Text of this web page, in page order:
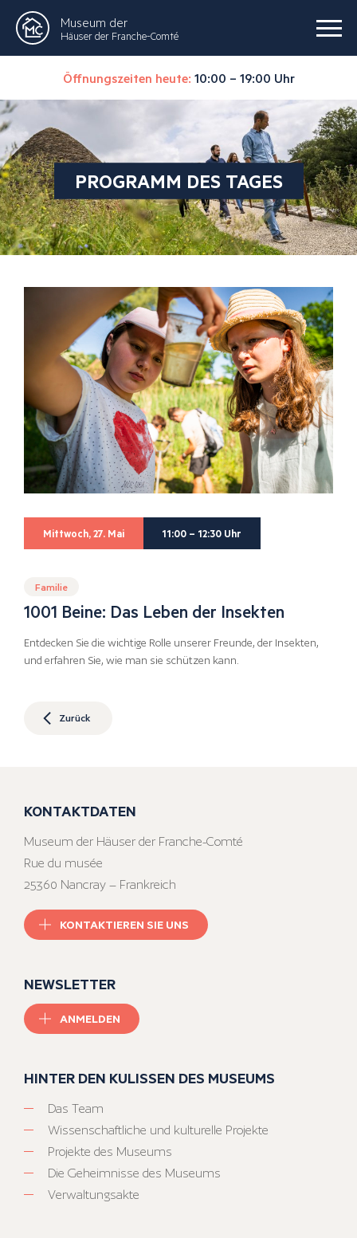
Museum der
Häuser der Franche-Comté
Öffnungszeiten heute: 10:00 – 19:00 Uhr
PROGRAMM DES TAGES
Mittwoch, 27. Mai 11:00 – 12:30 Uhr
Familie
1001 Beine: Das Leben der Insekten
Entdecken Sie die wichtige Rolle unserer Freunde, der Insekten,
und erfahren Sie, wie man sie schützen kann.
Zurück
KONTAKTDATEN
Museum der Häuser der Franche-Comté
Rue du musée
25360 Nancray – Frankreich
KONTAKTIEREN SIE UNS
NEWSLETTER
ANMELDEN
HINTER DEN KULISSEN DES MUSEUMS
Das Team
Wissenschaftliche und kulturelle Projekte
Projekte des Museums
Die Geheimnisse des Museums
Verwaltungsakte